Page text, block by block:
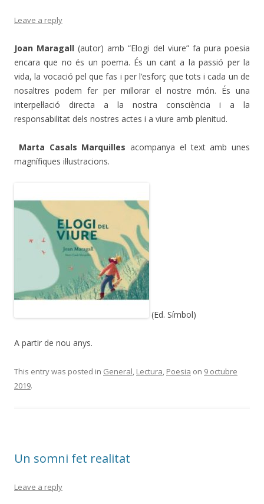
Leave a reply
Joan Maragall (autor) amb “Elogi del viure” fa pura poesia
encara que no és un poema. És un cant a la passió per la
vida, la vocació pel que fas i per l’esforç que tots i cada un de
nosaltres podem fer per millorar el nostre món. És una
interpel·lació directa a la nostra consciència i a la
responsabilitat dels nostres actes i a viure amb plenitud.
Marta Casals Marquilles acompanya el text amb unes
magnífiques il·lustracions.
(Ed. Símbol)
A partir de nou anys.
This entry was posted in General Lectura Poesia on 9 octubre
2019.
Un somni fet realitat
Leave a reply